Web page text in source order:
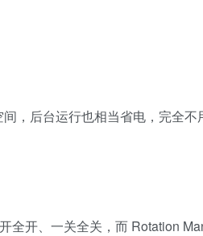
，后台运行也相当省电，完全不
全开、一关全关，而 Rotation